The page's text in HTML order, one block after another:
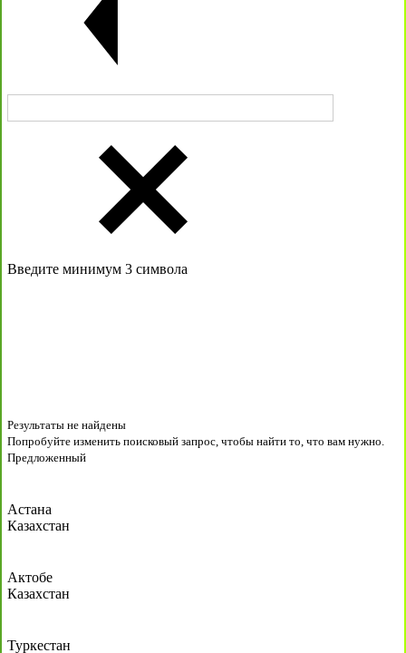
Введите минимум 3 символа
Результаты не найдены
Попробуйте изменить поисковый запрос, чтобы найти то, что вам нужно.
Предложенный
Астана
Казахстан
Актобе
Казахстан
Туркестан